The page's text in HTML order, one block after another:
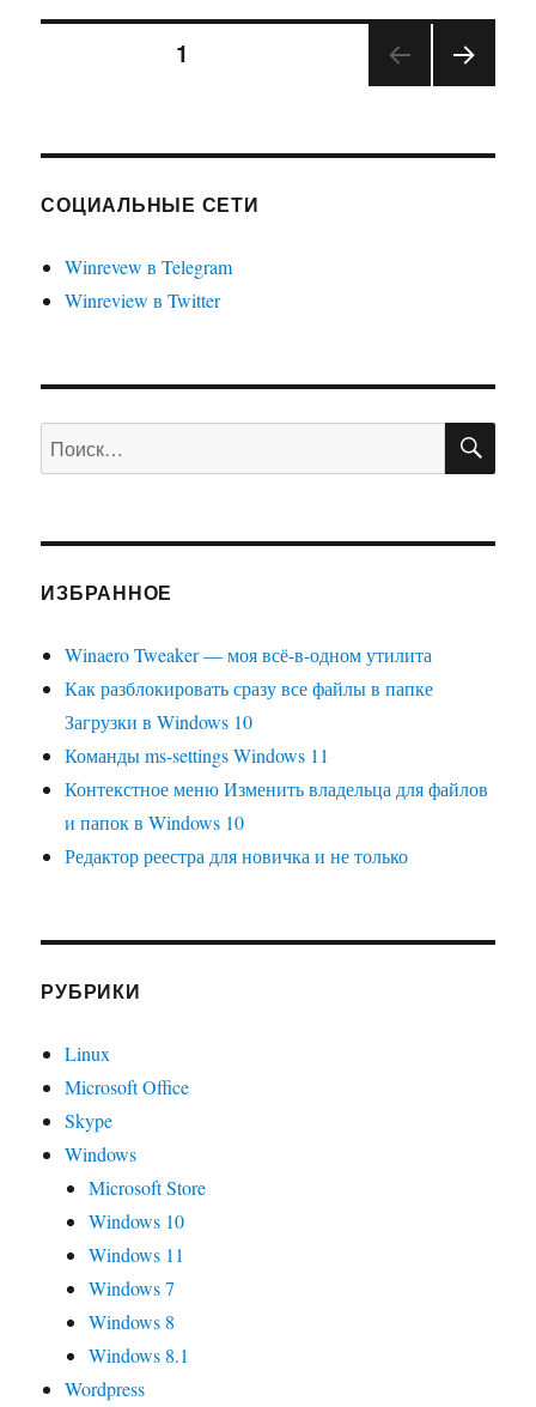
добавить
папки
в
8.1
Windows
8
(и
Навигация
записям
1
СТРА
СОЦИАЛЬНЫЕ СЕТИ
Winrevew в Telegram
Winreview в Twitter
Искать:
ИЗБРАННОЕ
Winaero Tweaker — моя всё-в-одном утилита
Как разблокировать сразу все файлы в папке
Загрузки в Windows 10
Команды ms-settings Windows 11
Контекстное меню Изменить владельца для файлов
и папок в Windows 10
Редактор реестра для новичка и не только
РУБРИКИ
Linux
Microsoft Office
Skype
Windows
Microsoft Store
Windows 10
Windows 11
Windows 7
Windows 8
Windows 8.1
Wordpress